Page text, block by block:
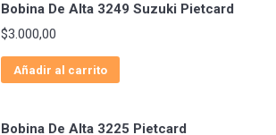
Bobina De Alta 3249 Suzuki Pietcard
$3.000,00
Añadir al carrito
Bobina De Alta 3225 Pietcard